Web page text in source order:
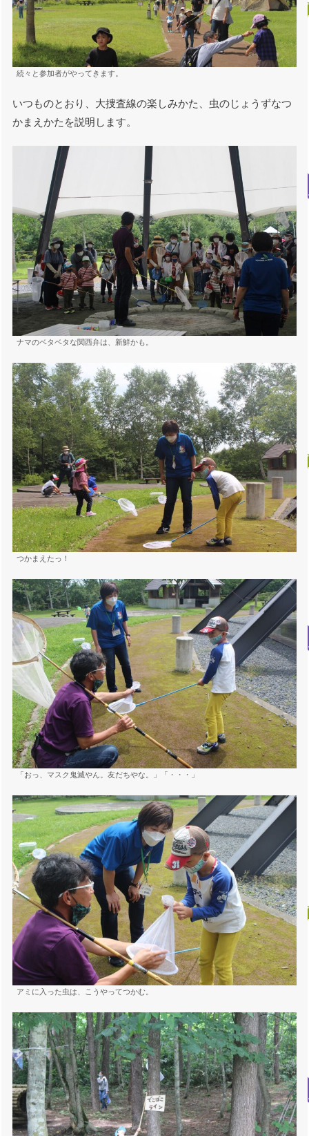
続々と参加者がやってきます。
いつものとおり、大捜査線の楽しみかた、虫のじょうずなつ
かまえかたを説明します。
ナマのベタベタな関西弁は、新鮮かも。
つかまえたっ！
「おっ、マスク鬼滅やん。友だちやな。」「・・・」
アミに入った虫は、こうやってつかむ。